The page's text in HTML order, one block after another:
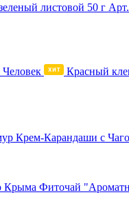
листовой 50 г
Красный
Крем-Карандаши с
Фиточай